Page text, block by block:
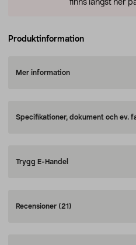
finns längst ner
Produktinformation
Mer information
Specifikationer, dokument och ev.
Trygg E-Handel
Recensioner (21)